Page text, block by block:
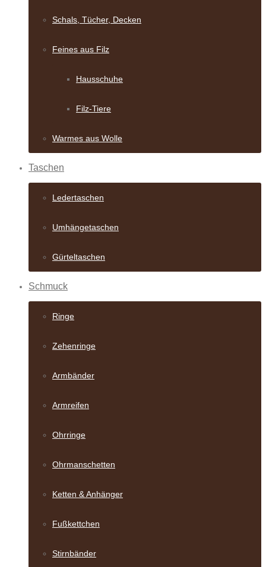
Schals, Tücher, Decken
Feines aus Filz
Hausschuhe
Filz-Tiere
Warmes aus Wolle
Taschen
Ledertaschen
Umhängetaschen
Gürteltaschen
Schmuck
Ringe
Zehenringe
Armbänder
Armreifen
Ohrringe
Ohrmanschetten
Ketten & Anhänger
Fußkettchen
Stirnbänder